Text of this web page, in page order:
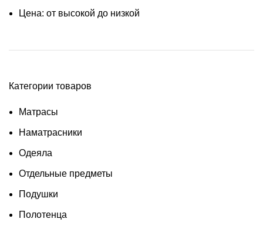
Цена: от высокой до низкой
Категории товаров
Матрасы
Наматрасники
Одеяла
Отдельные предметы
Подушки
Полотенца